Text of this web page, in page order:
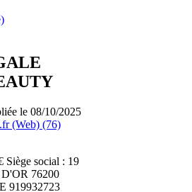
le 08/10/2025
(Web) (76)
Siège social : 19
76200
919932723